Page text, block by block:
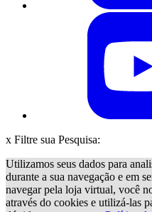
x Filtre sua Pesquisa:
Utilizamos seus dados para
durante a sua navegação e em
navegar pela loja virtual, você
através do cookies e utilizá-las